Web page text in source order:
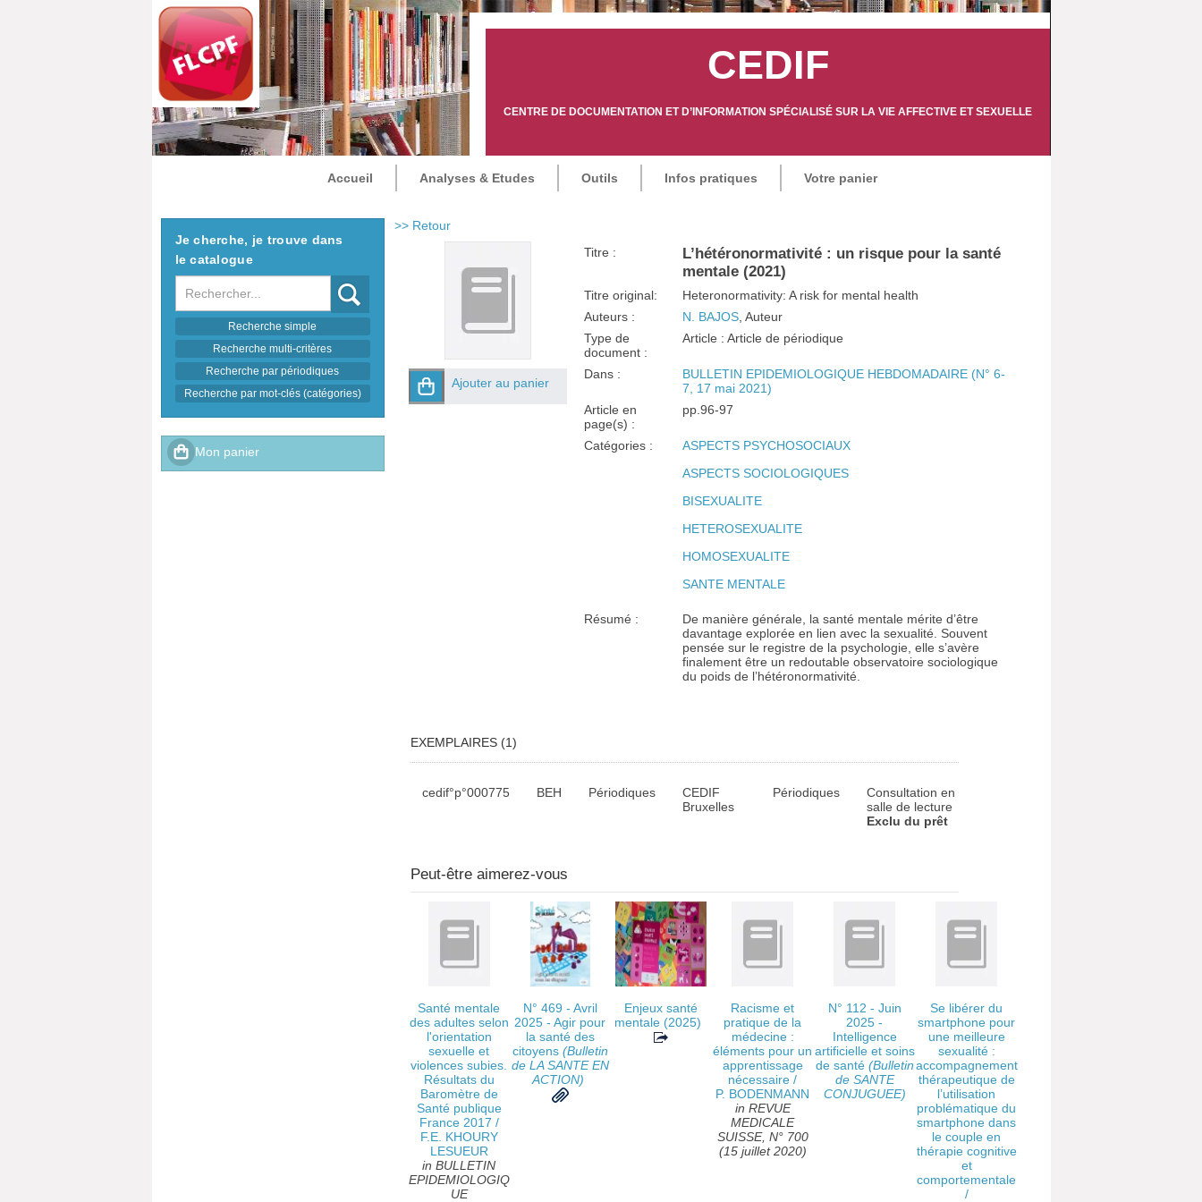
CEDIF
CENTRE DE DOCUMENTATION ET D’INFORMATION SPÉCIALISÉ SUR LA VIE AFFECTIVE ET SEXUELLE
Accueil Analyses & Etudes Outils Infos pratiques Votre panier
>> Retour
Ajouter au panier
Titre :
L’hétéronormativité : un risque pour la santé
mentale (2021)
Titre original:
Heteronormativity: A risk for mental health
Auteurs :
N. BAJOS , Auteur
Type de
document :
Article : Article de périodique
Dans :
BULLETIN EPIDEMIOLOGIQUE HEBDOMADAIRE (N° 6-
7, 17 mai 2021)
Article en
page(s) :
pp.96-97
Catégories :
ASPECTS PSYCHOSOCIAUX
ASPECTS SOCIOLOGIQUES
BISEXUALITE
HETEROSEXUALITE
HOMOSEXUALITE
SANTE MENTALE
Résumé :
De manière générale, la santé mentale mérite d’être
davantage explorée en lien avec la sexualité. Souvent
pensée sur le registre de la psychologie, elle s’avère
finalement être un redoutable observatoire sociologique
du poids de l’hétéronormativité.
EXEMPLAIRES (1)
cedif°p°000775
BEH Périodiques
CEDIF
Bruxelles
Périodiques
Consultation en
salle de lecture
Exclu du prêt
Peut-être aimerez-vous
Santé mentale
des adultes selon
l'orientation
sexuelle et
violences subies.
Résultats du
Baromètre de
Santé publique
France 2017 /
F.E. KHOURY
LESUEUR
in BULLETIN
EPIDEMIOLOGIQ
UE
N° 469 - Avril
2025 - Agir pour
la santé des
citoyens(Bulletin
de LA SANTE EN
ACTION)
Enjeux santé
mentale(2025)
Racisme et
pratique de la
médecine :
éléments pour un
apprentissage
nécessaire /
P. BODENMANN
in REVUE
MEDICALE
SUISSE, N° 700
(15 juillet 2020)
N° 112 - Juin
2025 -
Intelligence
artificielle et soins
de santé(Bulletin
de SANTE
CONJUGUEE)
Se libérer du
smartphone pour
une meilleure
sexualité :
accompagnement
thérapeutique de
l’utilisation
problématique du
smartphone dans
le couple en
thérapie cognitive
et
comportementale
/
Je cherche, je trouve dans
le catalogue
Recherche
Recherche simple
Recherche multi-critères
Recherche par périodiques
Recherche par mot-clés (catégories)